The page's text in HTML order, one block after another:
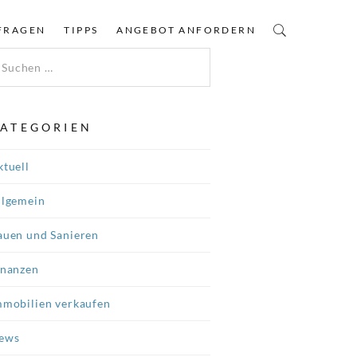
TIPPS ANGEBOT ANFORDERN
und Sanieren
verkaufen